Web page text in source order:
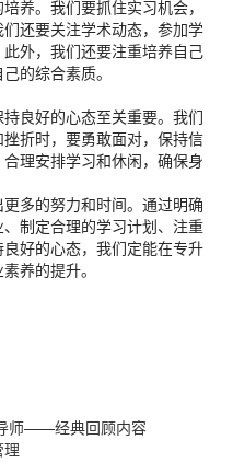
养。我们要抓住实习机会，
还要关注学术动态，参加学
外，我们还要注重培养自己
的综合素质。
良好的心态至关重要。我们
折时，要勇敢面对，保持信
理安排学习和休闲，确保身
多的努力和时间。通过明确
制定合理的学习计划、注重
好的心态，我们定能在专升
养的提升。
师——经典回顾内容